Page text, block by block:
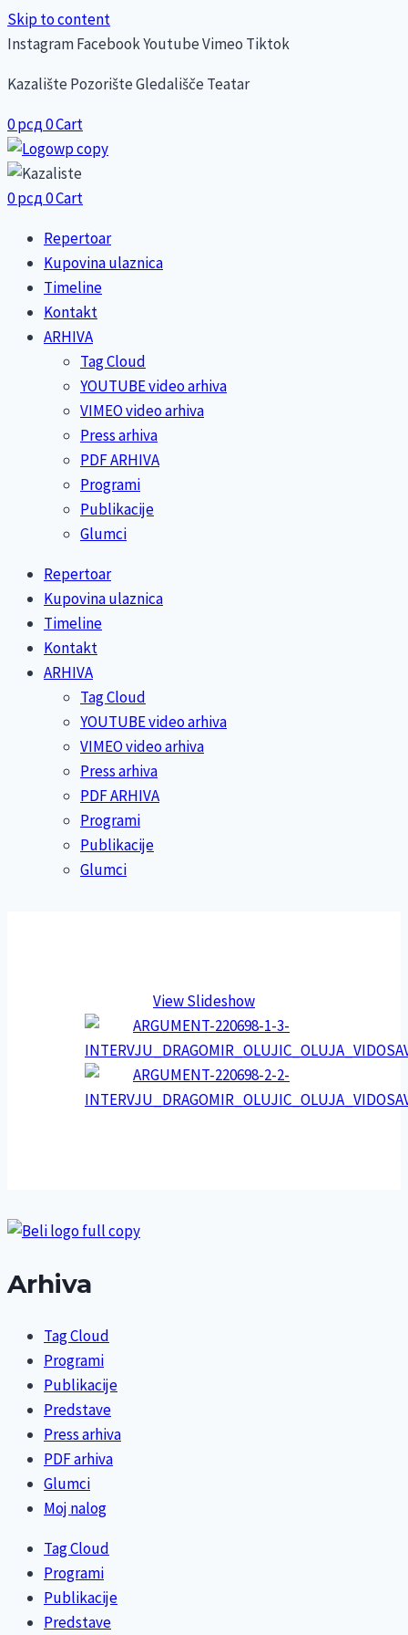
Skip to content
InstagramFacebookYoutubeVimeo Tiktok
Kazalište Pozorište Gledališče Teatar
0рсд0Cart
0рсд0Cart
Repertoar
Kupovina ulaznica
Timeline
Kontakt
ARHIVA
Tag Cloud
YOUTUBE video arhiva
VIMEO video arhiva
Press arhiva
PDF ARHIVA
Programi
Publikacije
Glumci
Repertoar
Kupovina ulaznica
Timeline
Kontakt
ARHIVA
Tag Cloud
YOUTUBE video arhiva
VIMEO video arhiva
Press arhiva
PDF ARHIVA
Programi
Publikacije
Glumci
View Slideshow
Arhiva
Tag Cloud
Programi
Publikacije
Predstave
Press arhiva
PDF arhiva
Glumci
Moj nalog
Tag Cloud
Programi
Publikacije
Predstave